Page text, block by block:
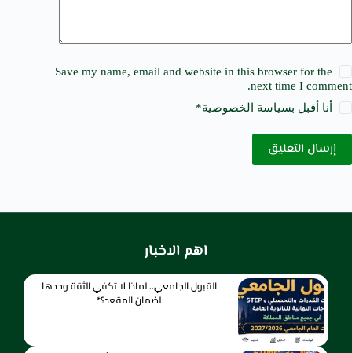
Save my name, email and website in this browser for the
next time I comment.
أنا أقبل بسياسة الخصوصية*
إرسال التعليق
اهم الاخبار
القبول الجامعي.. لماذا لا تكفي الثقة وحدها
لضمان المقعد؟*